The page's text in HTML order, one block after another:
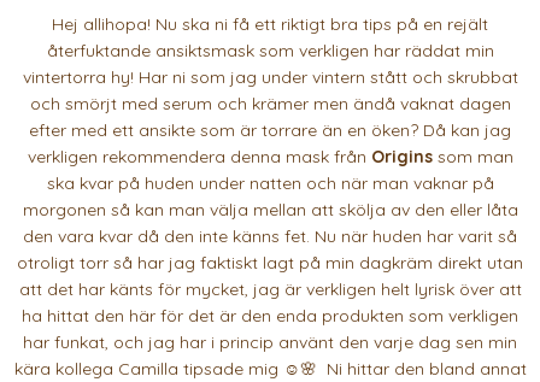
Hej allihopa! Nu ska ni få ett riktigt bra tips på en rejält
återfuktande ansiktsmask som verkligen har räddat min
vintertorra hy! Har ni som jag under vintern stått och skrubbat
och smörjt med serum och krämer men ändå vaknat dagen
efter med ett ansikte som är torrare än en öken? Då kan jag
verkligen rekommendera denna mask från Origins som man
ska kvar på huden under natten och när man vaknar på
morgonen så kan man välja mellan att skölja av den eller låta
den vara kvar då den inte känns fet. Nu när huden har varit så
otroligt torr så har jag faktiskt lagt på min dagkräm direkt utan
att det har känts för mycket, jag är verkligen helt lyrisk över att
ha hittat den här för det är den enda produkten som verkligen
har funkat, och jag har i princip använt den varje dag sen min
kära kollega Camilla tipsade mig ☺️🌸 Ni hittar den bland annat